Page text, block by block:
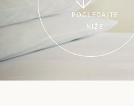
POGLEDAJTE
NIŽE